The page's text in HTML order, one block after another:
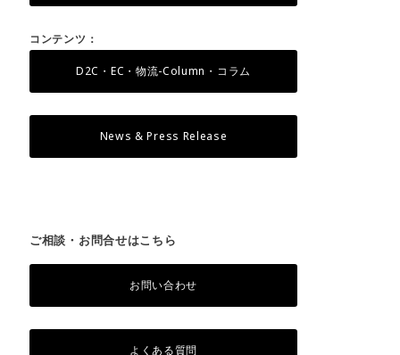
コンテンツ：
D2C・EC・物流-Column・コラム
News & Press Release
ご相談・お問合せはこちら
お問い合わせ
よくある質問